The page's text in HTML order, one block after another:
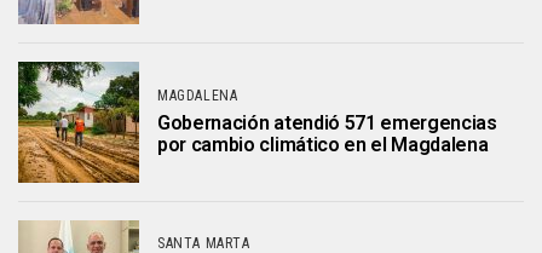
MAGDALENA
Gobernación atendió 571 emergencias
por cambio climático en el Magdalena
SANTA MARTA